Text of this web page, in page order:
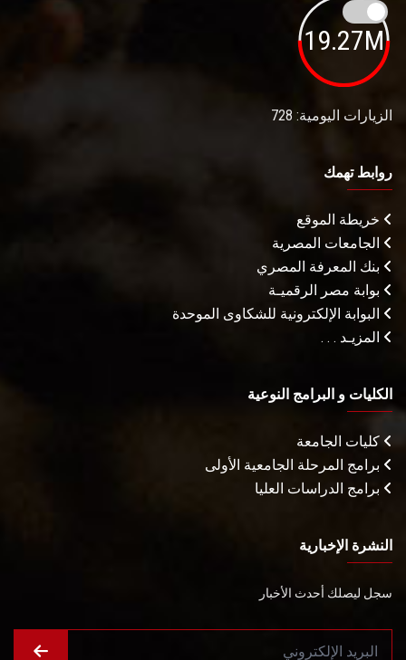
19.27M
الزيارات اليومية: 728
روابط تهمك
خريطة الموقع
الجامعات المصرية
بنك المعرفة المصري
بوابة مصر الرقميـة
البوابة الإلكترونية للشكاوى الموحدة
المزيـد . . .
الكليات و البرامج النوعية
كليات الجامعة
برامج المرحلة الجامعية الأولى
برامج الدراسات العليا
النشرة الإخبارية
سجل ليصلك أحدث الأخبار